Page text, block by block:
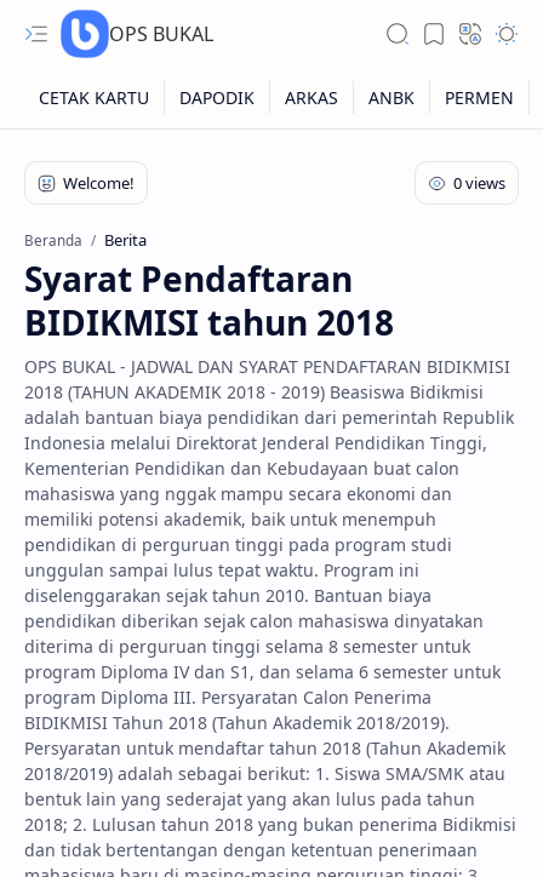
OPS BUKAL
Kartu NUPTK
Kartu NRG
Kartu NISN
Kartu NISN Foto
Kartu NISN Massal
Beranda Berita
Syarat Pendaftaran
BIDIKMISI tahun 2018
OPS BUKAL - JADWAL DAN SYARAT PENDAFTARAN BIDIKMISI
2018 (TAHUN AKADEMIK 2018 - 2019) Beasiswa Bidikmisi
adalah bantuan biaya pendidikan dari pemerintah Republik
Indonesia melalui Direktorat Jenderal Pendidikan Tinggi,
Kementerian Pendidikan dan Kebudayaan buat calon
mahasiswa yang nggak mampu secara ekonomi dan
memiliki potensi akademik, baik untuk menempuh
pendidikan di perguruan tinggi pada program studi
unggulan sampai lulus tepat waktu. Program ini
diselenggarakan sejak tahun 2010. Bantuan biaya
pendidikan diberikan sejak calon mahasiswa dinyatakan
diterima di perguruan tinggi selama 8 semester untuk
program Diploma IV dan S1, dan selama 6 semester untuk
program Diploma III. Persyaratan Calon Penerima
BIDIKMISI Tahun 2018 (Tahun Akademik 2018/2019).
Persyaratan untuk mendaftar tahun 2018 (Tahun Akademik
2018/2019) adalah sebagai berikut: 1. Siswa SMA/SMK atau
bentuk lain yang sederajat yang akan lulus pada tahun
2018; 2. Lulusan tahun 2018 yang bukan penerima Bidikmisi
dan tidak bertentangan dengan ketentuan penerimaan